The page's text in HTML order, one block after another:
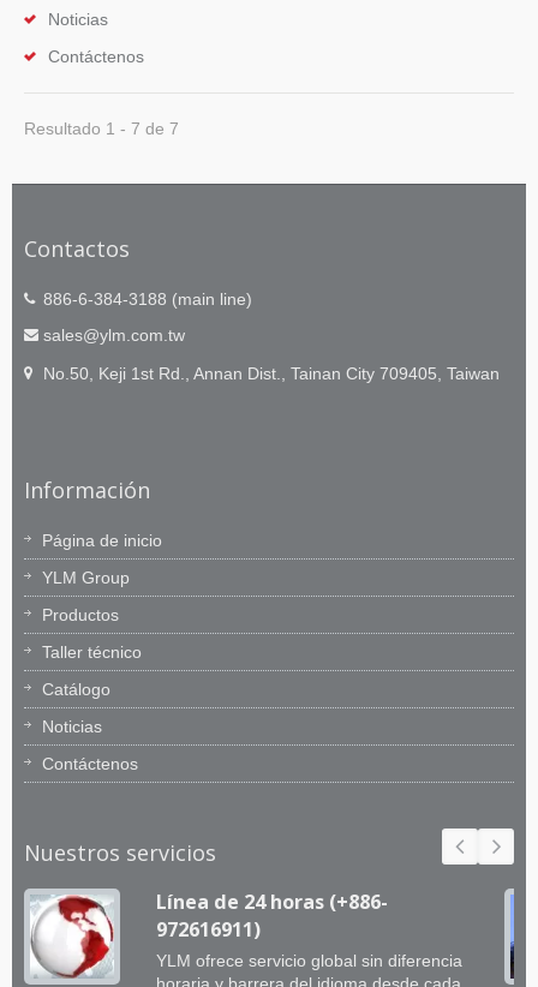
Noticias
Contáctenos
Resultado 1 - 7 de 7
Contactos
886-6-384-3188 (main line)
sales@ylm.com.tw
No.50, Keji 1st Rd., Annan Dist., Tainan City 709405, Taiwan
Información
Página de inicio
YLM Group
Productos
Taller técnico
Catálogo
Noticias
Contáctenos
Nuestros servicios
Línea de 24 horas (+886-
972616911)
YLM ofrece servicio global sin diferencia